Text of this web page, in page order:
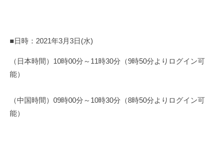
■日時：2021年3月3日(水)
（日本時間）10時00分～11時30分（9時50分よりログイン可
能）
（中国時間）09時00分～10時30分（8時50分よりログイン可
能）